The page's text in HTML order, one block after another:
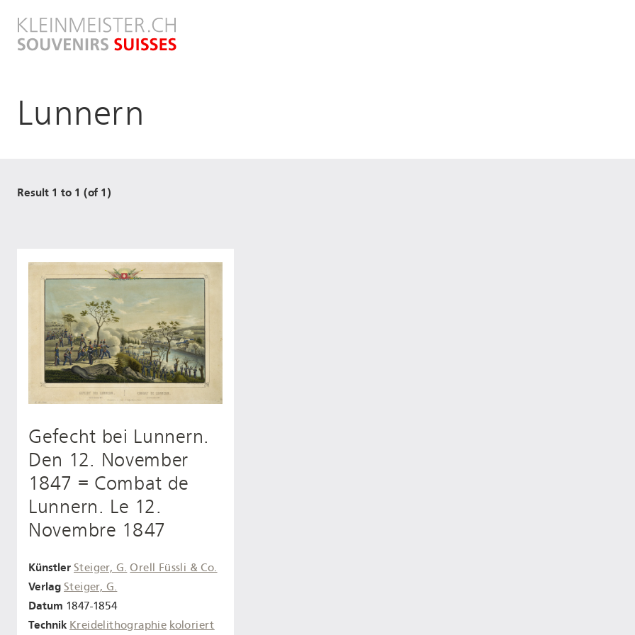
zum
Inhalt
Lunnern
Result 1 to 1 (of 1)
Gefecht bei Lunnern.
Den 12. November
1847 = Combat de
Lunnern. Le 12.
Novembre 1847
Künstler Steiger, G. Orell Füssli & Co.
Verlag Steiger, G.
Datum 1847-1854
Technik Kreidelithographie koloriert